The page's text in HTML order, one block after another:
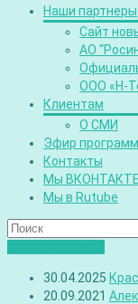
Наши партнеры
Сайт
АО
ООО «Н-
Клиентам
О СМИ
Эфир
Контакты
Мы ВКОНТАКТЕ
Мы в Rutube
30.04.2025
20.09.2021